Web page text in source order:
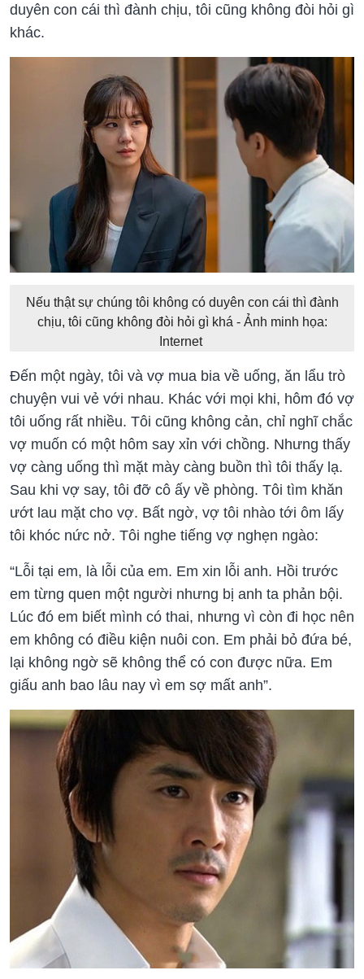
duyên con cái thì đành chịu, tôi cũng không đòi hỏi gì
khác.
Nếu thật sự chúng tôi không có duyên con cái thì đành
chịu, tôi cũng không đòi hỏi gì khá - Ảnh minh họa:
Internet
Đến một ngày, tôi và vợ mua bia về uống, ăn lẩu trò
chuyện vui vẻ với nhau. Khác với mọi khi, hôm đó vợ
tôi uống rất nhiều. Tôi cũng không cản, chỉ nghĩ chắc
vợ muốn có một hôm say xỉn với chồng. Nhưng thấy
vợ càng uống thì mặt mày càng buồn thì tôi thấy lạ.
Sau khi vợ say, tôi đỡ cô ấy về phòng. Tôi tìm khăn
ướt lau mặt cho vợ. Bất ngờ, vợ tôi nhào tới ôm lấy
tôi khóc nức nở. Tôi nghe tiếng vợ nghẹn ngào:
“Lỗi tại em, là lỗi của em. Em xin lỗi anh. Hồi trước
em từng quen một người nhưng bị anh ta phản bội.
Lúc đó em biết mình có thai, nhưng vì còn đi học nên
em không có điều kiện nuôi con. Em phải bỏ đứa bé,
lại không ngờ sẽ không thể có con được nữa. Em
giấu anh bao lâu nay vì em sợ mất anh”.